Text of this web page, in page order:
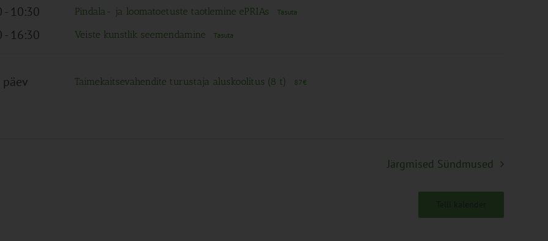
- 10:30 Pindala- ja loomatoetuste taotlemine ePRIAs Tasuta
- 16:30 Veiste kunstlik seemendamine Tasuta
päev Taimekaitsevahendite turustaja aluskoolitus (8 t) 87€
Järgmised Sündmused